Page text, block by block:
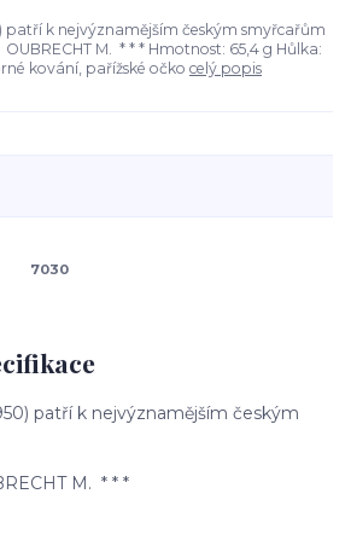
patří k nejvýznamějším českým smyřcařům
M. * * * Hmotnost: 65,4 g Hůlka:
kování, pařížské očko celý popis
7030
patří k nejvýznamějším českým
M. * * *